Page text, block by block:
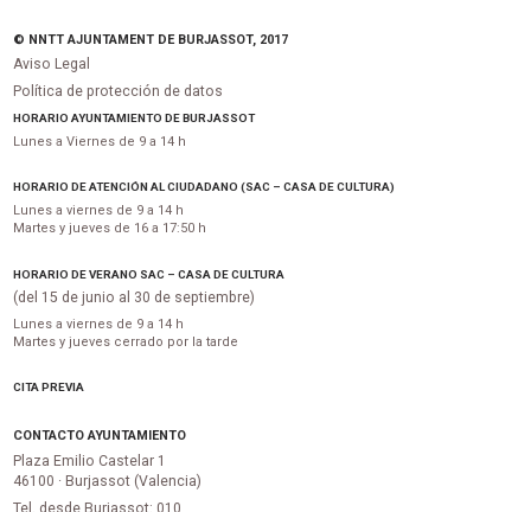
© NNTT AJUNTAMENT DE BURJASSOT, 2017
Aviso Legal
Política de protección de datos
HORARIO AYUNTAMIENTO DE BURJASSOT
Lunes a Viernes de 9 a 14 h
HORARIO DE ATENCIÓN AL CIUDADANO (SAC – CASA DE CULTURA)
Lunes a viernes de 9 a 14 h
Martes y jueves de 16 a 17:50 h
HORARIO DE VERANO SAC – CASA DE CULTURA
(del 15 de junio al 30 de septiembre)
Lunes a viernes de 9 a 14 h
Martes y jueves cerrado por la tarde
CITA PREVIA
CONTACTO AYUNTAMIENTO
Plaza Emilio Castelar 1
46100 · Burjassot (Valencia)
Tel. desde Burjassot: 010